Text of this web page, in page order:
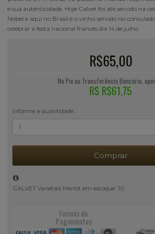
e sua autenticidade. Hoje Calvet foi até servido na
Nobel e aqui no Brasil é o vinho servido no
celebrar a festa nacional francês dia 14 de julho.
R$65,00
No Pix ou Transferência Bancária,
R$ R$61,75
Informe a quantidade:
Comprar
CALVET Varietals Merlot em estoque: 10
Formas de
Pagamentos